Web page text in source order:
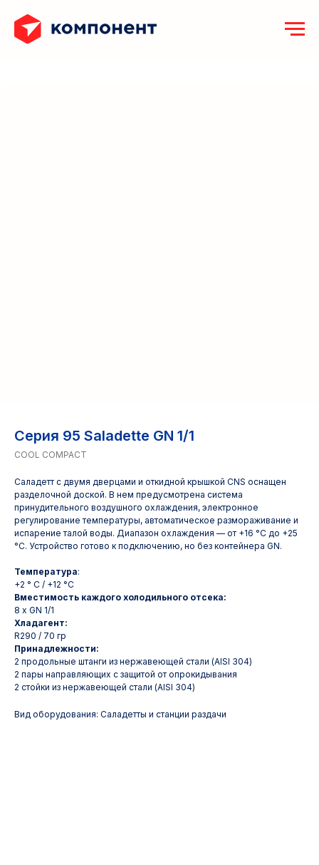
Серия 95 Saladette GN 1/1
COOL COMPACT
Саладетт с двумя дверцами и откидной крышкой CNS оснащен
разделочной доской. В нем предусмотрена система
принудительного воздушного охлаждения, электронное
регулирование температуры, автоматическое размораживание и
испарение талой воды. Диапазон охлаждения — от +16 °C до +25
°C. Устройство готово к подключению, но без контейнера GN.
Температура:
+2 ° C / +12 °C
Вместимость каждого холодильного отсека:
8 x GN 1/1
Хладагент:
R290 / 70 гр
Принадлежности:
2 продольные штанги из нержавеющей стали (AISI 304)
2 пары направляющих с защитой от опрокидывания
2 стойки из нержавеющей стали (AISI 304)
Вид оборудования: Саладетты и станции раздачи